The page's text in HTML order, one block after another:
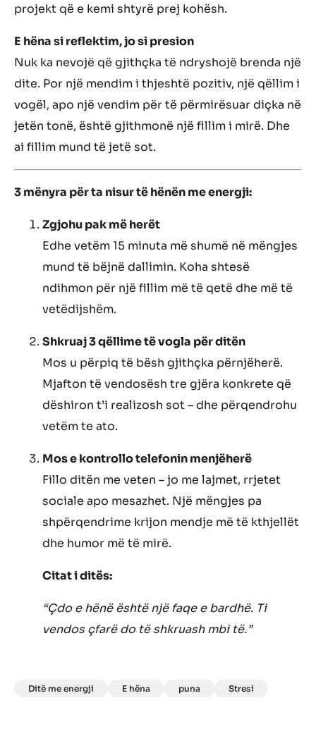
projekt që e kemi shtyrë prej kohësh.
E hëna si reflektim, jo si presion
Nuk ka nevojë që gjithçka të ndryshojë brenda një
dite. Por një mendim i thjeshtë pozitiv, një qëllim i
vogël, apo një vendim për të përmirësuar diçka në
jetën tonë, është gjithmonë një fillim i mirë. Dhe
ai fillim mund të jetë sot.
3 mënyra për ta nisur të hënën me energji:
Zgjohu pak më herët
Edhe vetëm 15 minuta më shumë në mëngjes
mund të bëjnë dallimin. Koha shtesë
ndihmon për një fillim më të qetë dhe më të
vetëdijshëm.
Shkruaj 3 qëllime të vogla për ditën
Mos u përpiq të bësh gjithçka përnjëherë.
Mjafton të vendosësh tre gjëra konkrete që
dëshiron t’i realizosh sot – dhe përqendrohu
vetëm te ato.
Mos e kontrollo telefonin menjëherë
Fillo ditën me veten – jo me lajmet, rrjetet
sociale apo mesazhet. Një mëngjes pa
shpërqendrime krijon mendje më të kthjellët
dhe humor më të mirë.
Citat i ditës:
“Çdo e hënë është një faqe e bardhë. Ti
vendos çfarë do të shkruash mbi të.”
Ditë me energji E hëna puna Stresi